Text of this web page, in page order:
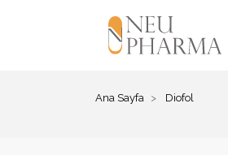
Ana Sayfa Diofol